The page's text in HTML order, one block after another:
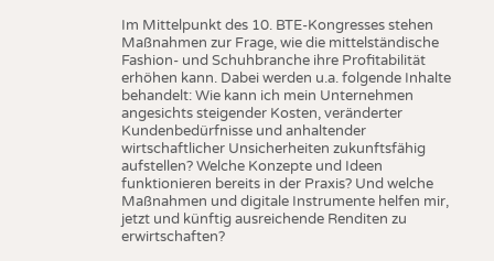
Im Mittelpunkt des 10. BTE-Kongresses stehen
Maßnahmen zur Frage, wie die mittelständische
Fashion- und Schuhbranche ihre Profitabilität
erhöhen kann. Dabei werden u.a. folgende Inhalte
behandelt: Wie kann ich mein Unternehmen
angesichts steigender Kosten, veränderter
Kundenbedürfnisse und anhaltender
wirtschaftlicher Unsicherheiten zukunftsfähig
aufstellen? Welche Konzepte und Ideen
funktionieren bereits in der Praxis? Und welche
Maßnahmen und digitale Instrumente helfen mir,
jetzt und künftig ausreichende Renditen zu
erwirtschaften?